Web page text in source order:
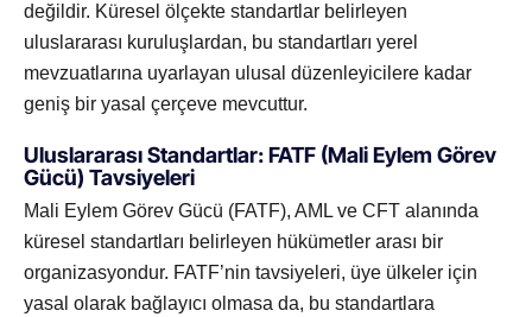
değildir. Küresel ölçekte standartlar belirleyen
uluslararası kuruluşlardan, bu standartları yerel
mevzuatlarına uyarlayan ulusal düzenleyicilere kadar
geniş bir yasal çerçeve mevcuttur.
Uluslararası Standartlar: FATF (Mali Eylem Görev
Gücü) Tavsiyeleri
Mali Eylem Görev Gücü (FATF), AML ve CFT alanında
küresel standartları belirleyen hükümetler arası bir
organizasyondur. FATF’nin tavsiyeleri, üye ülkeler için
yasal olarak bağlayıcı olmasa da, bu standartlara